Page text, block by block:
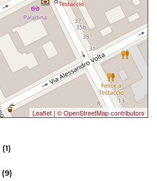
Leaflet | © OpenStreetMap contributors
(1)
(9)